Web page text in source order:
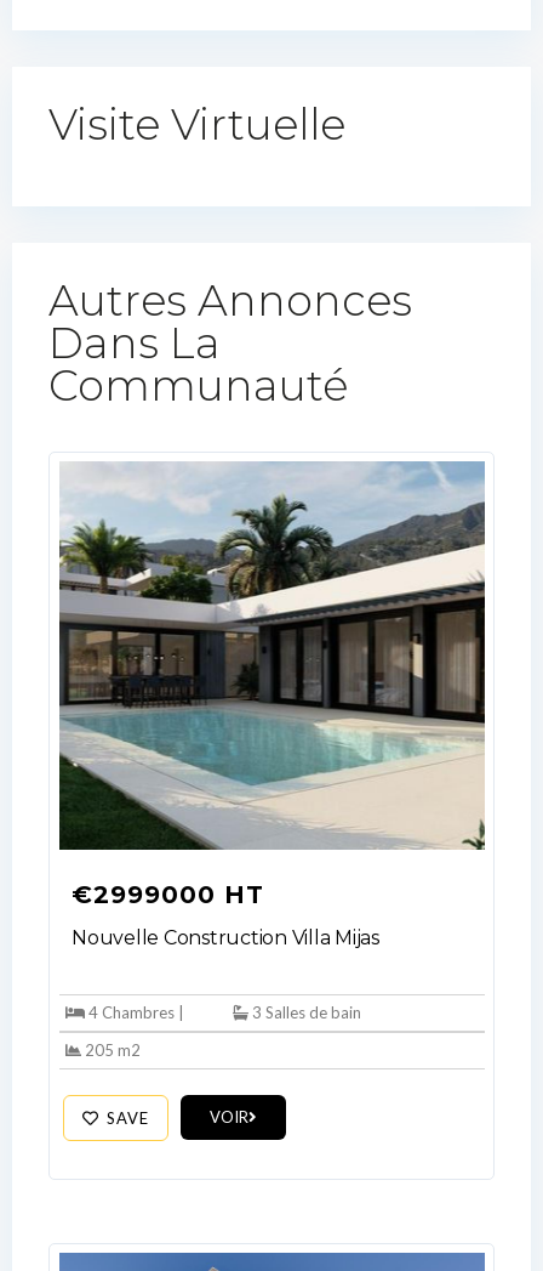
Visite Virtuelle
Autres Annonces
Dans La
Communauté​
€2999000 HT
Nouvelle Construction Villa Mijas
4 Chambres |
3 Salles de bain
205 m2
SAVE VOIR